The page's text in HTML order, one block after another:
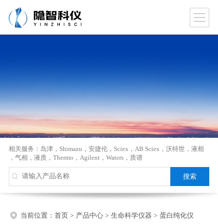
相关服务： 岛津， Shimazu ， 安捷伦， Sciex ， AB Sciex ， 沃特世， 液相
， 气相 ， 液质， Thermo ， Agilent ， Waters， 质谱
当前位置： 首页> 产品中心> 生命科学仪器 > 蛋白纯化仪